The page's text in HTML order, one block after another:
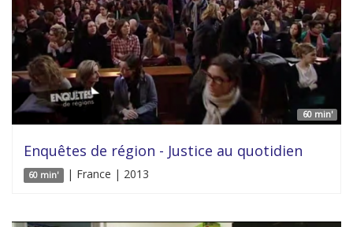
60 min'
Enquêtes de région - Justice au quotidien
60 min' | France | 2013